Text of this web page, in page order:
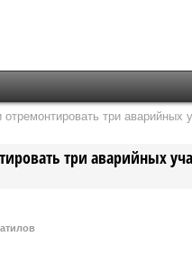
три аварийных
три аварийных